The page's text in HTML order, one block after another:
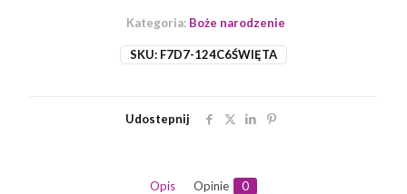
SKU: F7D7-124C6ŚWIĘTA
Kategoria: Boże narodzenie
Udostepnij
Opis Opinie 0